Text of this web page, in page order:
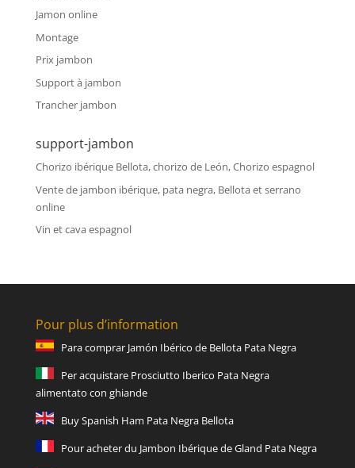
Jamon online
Montage
Prix jambon
Support à jambon
Trancher jambon
support-jambon
Chorizo ibérique Bellota, chorizo de León, Chorizo espagnol
Vente de jambon ibérique, pata negra, Bellota et serrano
online
Vin et cava espagnol
Pour plus d’information
Para comprar Jamón Ibérico de Bellota Pata Negra
Per acquistare Prosciutto Iberico Pata Negra
alimentato con ghiande
Buy Spanish Ham Pata Negra Bellota
Pour acheter du Jambon Ibérique de Gland Pata Negra